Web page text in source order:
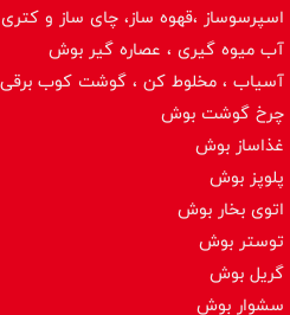
اسپرسوساز ،قهوه ساز، چای ساز و
آب میوه گیری ، عصاره گیر بوش
آسیاب ، مخلوط کن ، گوشت کوب
چرخ گوشت بوش
غذاساز بوش
پلوپز بوش
اتوی بخار بوش
توستر بوش
گریل بوش
سشوار بوش